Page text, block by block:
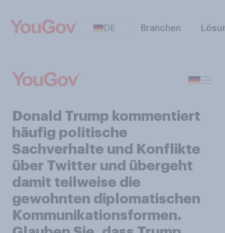
DE Branchen
Donald Trump kommentiert
häufig politische
Sachverhalte und Konflikte
über Twitter und übergeht
damit teilweise die
gewohnten diplomatischen
Kommunikationsformen.